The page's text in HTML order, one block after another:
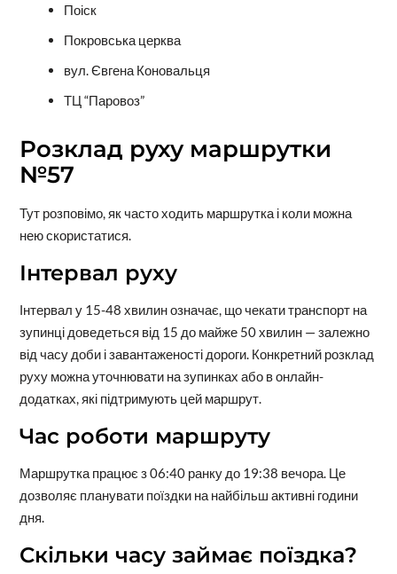
Поіск
Покровська церква
вул. Євгена Коновальця
ТЦ “Паровоз”
Розклад руху маршрутки
№57
Тут розповімо, як часто ходить маршрутка і коли можна
нею скористатися.
Інтервал руху
Інтервал у 15-48 хвилин означає, що чекати транспорт на
зупинці доведеться від 15 до майже 50 хвилин — залежно
від часу доби і завантаженості дороги. Конкретний розклад
руху можна уточнювати на зупинках або в онлайн-
додатках, які підтримують цей маршрут.
Час роботи маршруту
Маршрутка працює з 06:40 ранку до 19:38 вечора. Це
дозволяє планувати поїздки на найбільш активні години
дня.
Скільки часу займає поїздка?